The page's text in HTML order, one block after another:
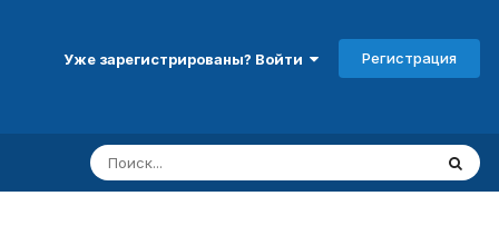
Уже зарегистрированы? Войти Регистрация